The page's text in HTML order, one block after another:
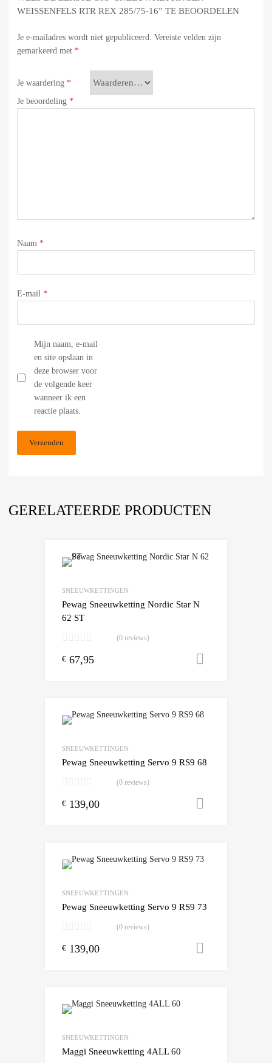
WEISSENFELS RTR REX 285/75-16” TE BEOORDELEN
Je e-mailadres wordt niet gepubliceerd. Vereiste velden zijn
gemarkeerd met *
Je waardering *
Je beoordeling *
Naam *
E-mail *
Mijn naam, e-mail
en site opslaan in
deze browser voor
de volgende keer
wanneer ik een
reactie plaats.
GERELATEERDE PRODUCTEN
SNEEUWKETTINGEN
Pewag Sneeuwketting Nordic Star N
62 ST
(0 reviews)
€ 67,95
SNEEUWKETTINGEN
Pewag Sneeuwketting Servo 9 RS9 68
(0 reviews)
€ 139,00
SNEEUWKETTINGEN
Pewag Sneeuwketting Servo 9 RS9 73
(0 reviews)
€ 139,00
SNEEUWKETTINGEN
Maggi Sneeuwketting 4ALL 60